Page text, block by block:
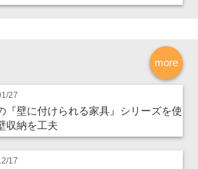
more
27
『壁に付けられる家具』シリーズを使
収納を工夫
17